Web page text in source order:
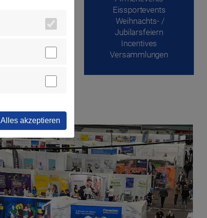
Eissportevents
Weihnachts- /
Jubilarsfeiern
Incentives
Versammlungen
Alles akzeptieren